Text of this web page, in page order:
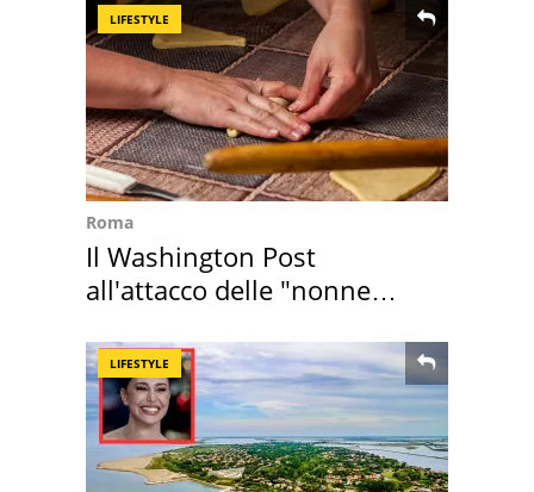
LIFESTYLE
Roma
Il Washington Post
all'attacco delle "nonne
LIFESTYLE